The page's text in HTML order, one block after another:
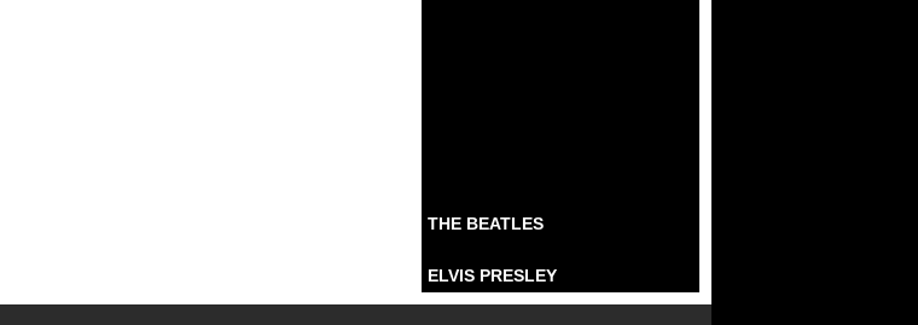
THE BEATLES
ELVIS PRESLEY